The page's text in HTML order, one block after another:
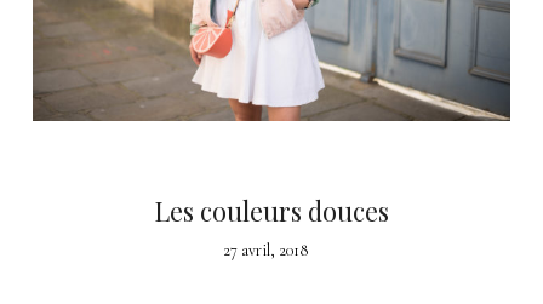
Les couleurs douces
27 avril, 2018